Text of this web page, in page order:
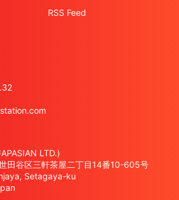
RSS Feed
LTD.)
谷区三軒茶屋二丁目14番10-605号
Setagaya-ku